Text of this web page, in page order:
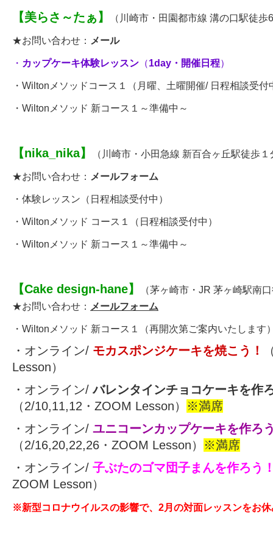
【美らさ～たぁ 】 （川崎市・田園都市線 溝の口駅徒歩
★お問い合わせ： メール
・ カップケーキ体験レッスン （1day ・開催日程）
・ Wiltonメソッドコース１ （ 月曜、土曜開催/ 日程相談受付
・Wiltonメソッド 新コース１～準備中～
【nika_nika】 （川崎市・小田急線 新百合ヶ丘駅徒歩１
★お問い合わせ： メールフォーム
・ 体験レッスン （日程相談受付中）
・ Wiltonメソッド コース１ （日程相談受付中）
・Wiltonメソッド 新コース１～準備中～
【Cake design-hane】
（茅ヶ崎市・JR 茅ヶ崎駅南
★お問い合わせ： メールフォーム
・ Wiltonメソッド 新コース １ （再開次第ご案内いたします
・オンライン/ モカスポンジケーキを焼こう！
Lesson）
・オンライン/ バレンタインチョコケーキを作
（2/10,11,12・ZOOM Lesson）
※満席
・オンライン/ ユニコーンカップケーキを作ろ
（2/16,20,22,26・ZOOM Lesson）
※満席
・オンライン/ 子ぶたのゴマ団子まんを作ろう
ZOOM Lesson）
※新型コロナウイルスの影響で、2月の対面レッスンをお